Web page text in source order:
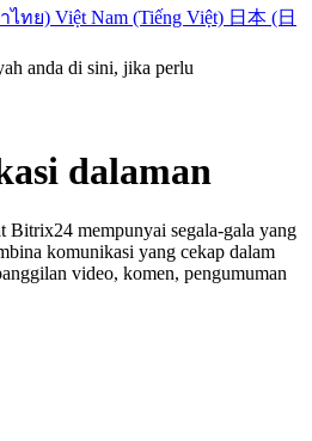
ไทย) Việt Nam (Tiếng Việt) 日本 (日
anda di sini, jika perlu
dalaman
Bitrix24 mempunyai segala-gala yang
komunikasi yang cekap dalam
video, komen, pengumuman